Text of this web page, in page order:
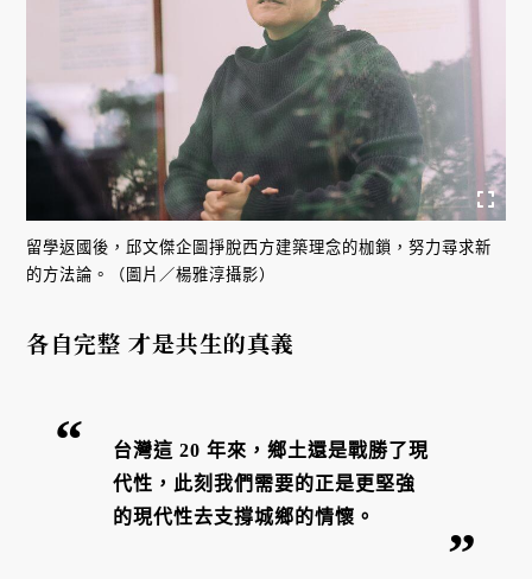
留學返國後，邱文傑企圖掙脫西方建築理念的枷鎖，努力尋求新
的方法論。（圖片／楊雅淳攝影）
各自完整 才是共生的真義
台灣這 20 年來，鄉土還是戰勝了現
代性，此刻我們需要的正是更堅強
的現代性去支撐城鄉的情懷。